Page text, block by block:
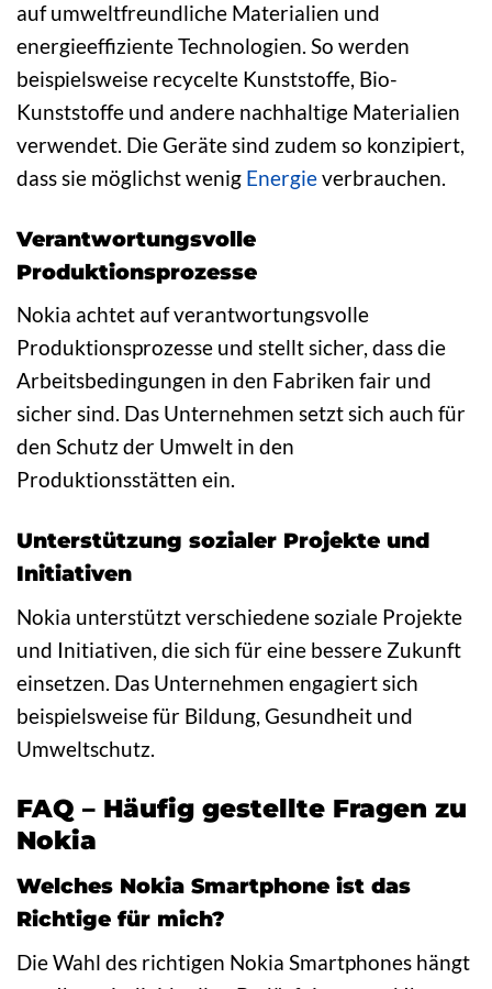
auf umweltfreundliche Materialien und
energieeffiziente Technologien. So werden
beispielsweise recycelte Kunststoffe, Bio-
Kunststoffe und andere nachhaltige Materialien
verwendet. Die Geräte sind zudem so konzipiert,
dass sie möglichst wenig Energieverbrauchen.
Verantwortungsvolle
Produktionsprozesse
Nokia achtet auf verantwortungsvolle
Produktionsprozesse und stellt sicher, dass die
Arbeitsbedingungen in den Fabriken fair und
sicher sind. Das Unternehmen setzt sich auch für
den Schutz der Umwelt in den
Produktionsstätten ein.
Unterstützung sozialer Projekte und
Initiativen
Nokia unterstützt verschiedene soziale Projekte
und Initiativen, die sich für eine bessere Zukunft
einsetzen. Das Unternehmen engagiert sich
beispielsweise für Bildung, Gesundheit und
Umweltschutz.
FAQ – Häufig gestellte Fragen zu
Nokia
Welches Nokia Smartphone ist das
Richtige für mich?
Die Wahl des richtigen Nokia Smartphones hängt